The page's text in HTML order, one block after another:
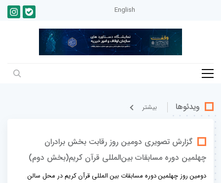
English
ویدئوها بيشتر
گزارش تصویری دومین روز رقابت بخش برادران
چهلمین دوره مسابقات بین‌المللی قرآن کریم(بخش دوم)
دومین روز چهلمین دوره مسابقات بین المللی قرآن کریم در محل سالن